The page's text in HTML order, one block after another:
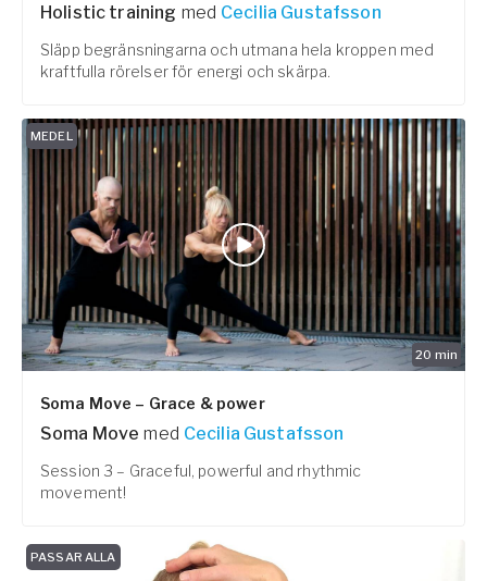
Holistic training med Cecilia Gustafsson
Släpp begränsningarna och utmana hela kroppen med
kraftfulla rörelser för energi och skärpa.
20 min
MEDEL
Soma Move – Grace & power
Soma Move med Cecilia Gustafsson
Session 3 – Graceful, powerful and rhythmic
movement!
PASSAR ALLA